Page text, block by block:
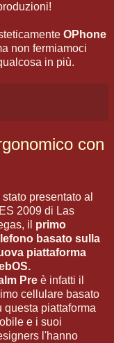
OPhone
non fermiamoci
in più.
con
stato presentato al
2009 di Las
il primo
basato sulla
piattaforma
Pre è infatti il
cellulare basato
questa piattaforma
e i suoi
l'hanno